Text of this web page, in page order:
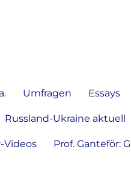
Umfragen Essays
Russland-Ukraine aktuell
Videos Prof. Ganteför: